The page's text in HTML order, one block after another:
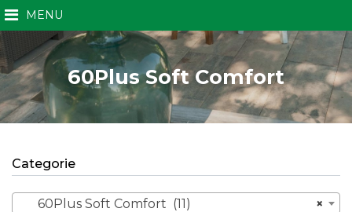
MENU
60Plus Soft Comfort
Categorie
×
60Plus Soft Comfort (11)